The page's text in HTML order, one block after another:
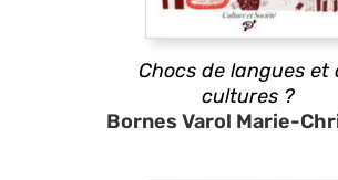
Chocs de langues et
cultures ?
Bornes Varol Marie-